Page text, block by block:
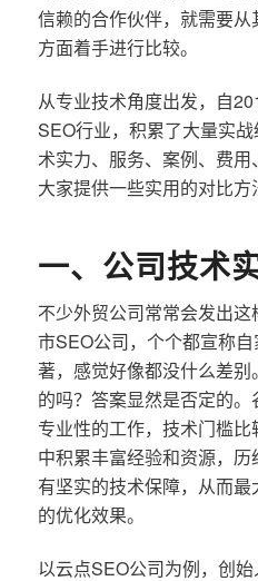
信赖的合作伙伴，就需要
方面着手进行比较。
从专业技术角度出发，自
SEO行业，积累了大量实
术实力、服务、案例、费
大家提供一些实用的对比方
一、公司技术
不少外贸公司常常会发出
市SEO公司，个个都宣称
著，感觉好像都没什么差
的吗？答案显然是否定的
专业性的工作，技术门槛
中积累丰富经验和资源，
有坚实的技术保障，从而
的优化效果。
以云点SEO公司为例，创